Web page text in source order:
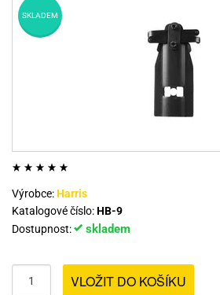
PŘÍSLUŠENSTVÍ
SKLADEM
Výrobce:Harris
Katalogové číslo:HB-9
Dostupnost:
skladem
VLOŽIT DO KOŠÍKU